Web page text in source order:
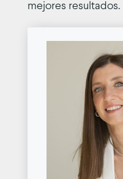
mejores resultados.